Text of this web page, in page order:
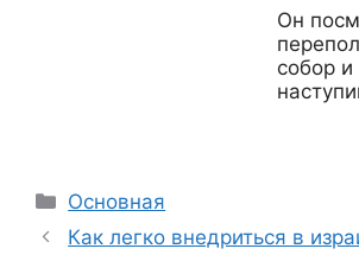
Он
собор и
Рубрики
Основная
Как легко внедриться в